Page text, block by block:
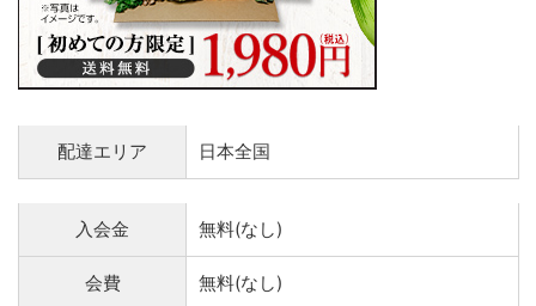
配達エリア 日本全国
入会金 無料(なし)
会費 無料(なし)